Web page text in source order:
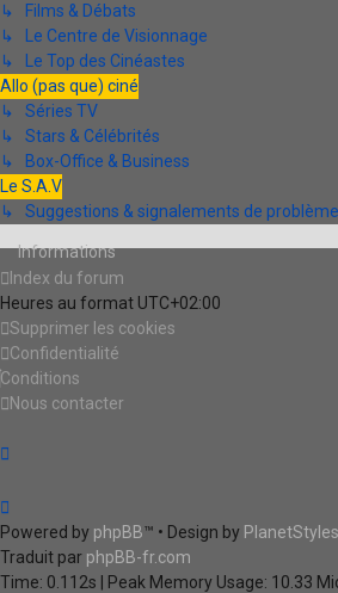
↳ Films & Débats
↳ Le Centre de Visionnage
↳ Le Top des Cinéastes
Allo (pas que) ciné
↳ Séries TV
↳ Stars & Célébrités
↳ Box-Office & Business
Le S.A.V
↳ Suggestions & signalements de
Informations
Index du forum
Heures au format UTC+02:00
Supprimer les cookies
Confidentialité
Conditions
Nous contacter
Powered by phpBB™ • Design by PlanetStyles
Traduit par phpBB-fr.com
Time: 0.112s | Peak Memory Usage: 10.33